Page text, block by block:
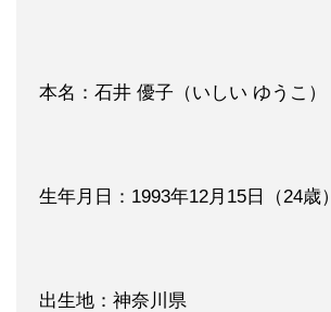
本名：石井 優子（いしい ゆうこ）
生年月日：1993年12月15日（24歳）
出生地：神奈川県